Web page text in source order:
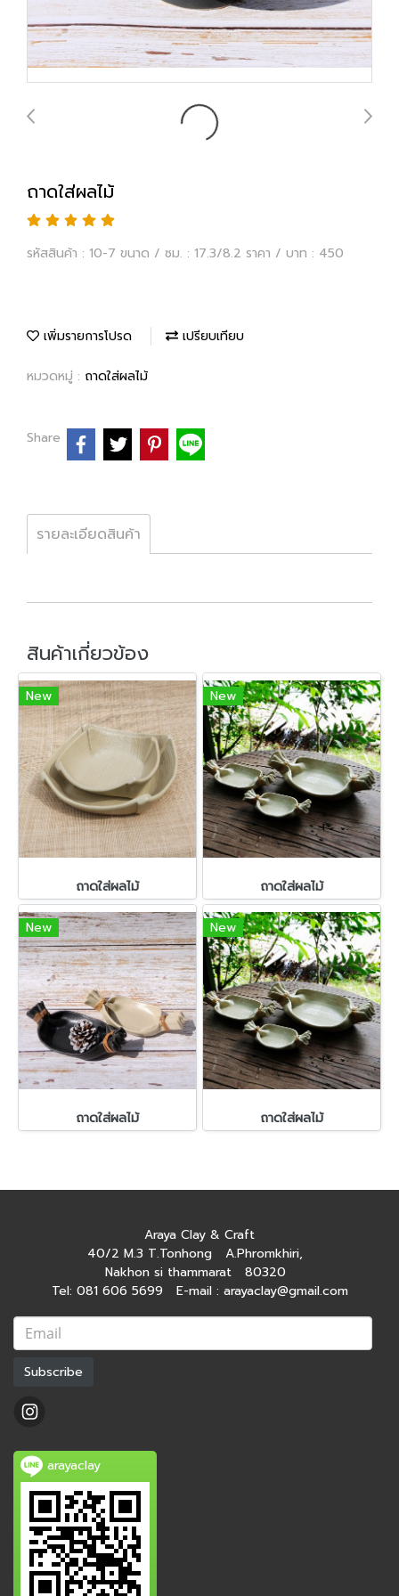
ถาดใส่ผลไม้
รหัสสินค้า : 10-7 ขนาด / ซม. : 17.3/8.2 ราคา / บาท : 450
เพิ่มรายการโปรด เปรียบเทียบ
หมวดหมู่ : ถาดใส่ผลไม้
Share
รายละเอียดสินค้า
สินค้าเกี่ยวข้อง
New
ถาดใส่ผลไม้
New
ถาดใส่ผลไม้
New
ถาดใส่ผลไม้
New
ถาดใส่ผลไม้
Araya Clay & Craft
40/2 M.3 T.Tonhong A.Phromkhiri,
Nakhon si thammarat 80320
Tel: 081 606 5699 E-mail : arayaclay@gmail.com
Subscribe
arayaclay